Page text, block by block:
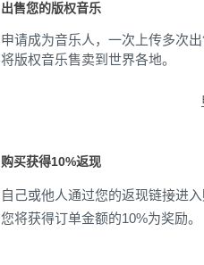
出售您的版权音乐
申请成为音乐人，一次上传多次出
将版权音乐售卖到世界各地。
购买获得10%返现
自己或他人通过您的返现链接进入
您将获得订单金额的10%为奖励。